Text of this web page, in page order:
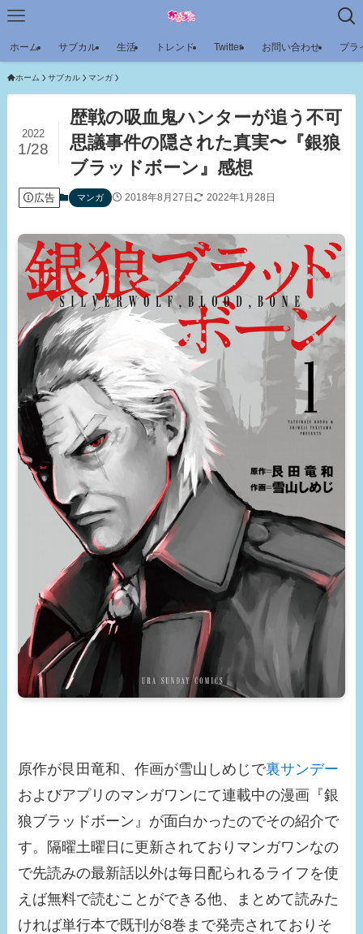
ホーム サブカル 生活 トレンド Twitter お問い合わせ プラ
ホーム サブカル マンガ
歴戦の吸血鬼ハンターが追う不可
思議事件の隠された真実〜『銀狼
ブラッドボーン』感想
2022
1/28
広告 マンガ 2018年8月27日 2022年1月28日
原作が艮田竜和、作画が雪山しめじで裏サンデー
およびアプリのマンガワンにて連載中の漫画『銀
狼ブラッドボーン』が面白かったのでその紹介で
す。隔曜土曜日に更新されておりマンガワンなの
で先読みの最新話以外は毎日配られるライフを使
えば無料で読むことができる他、まとめて読みた
ければ単行本で既刊が8巻まで発売されておりそ